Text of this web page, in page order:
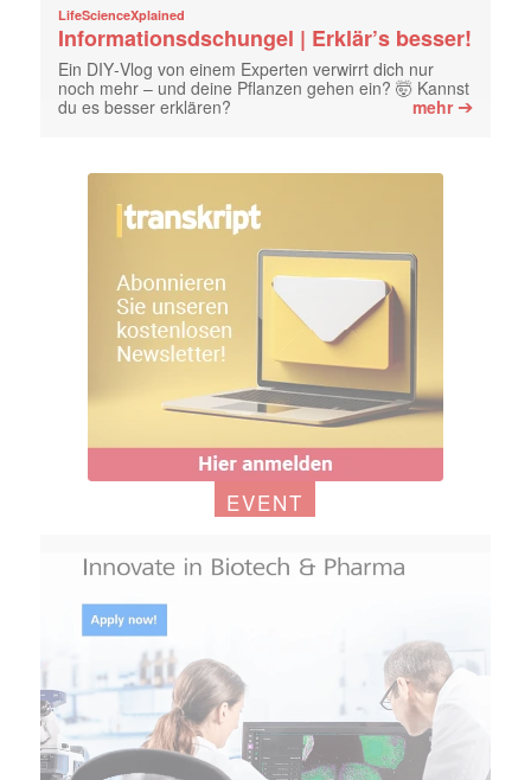
LifeScienceXplained
Informationsdschungel | Erklär’s besser!
Ein DIY‑Vlog von einem Experten verwirrt dich nur
noch mehr – und deine Pflanzen gehen ein? 🤯 Kannst
du es besser erklären?
mehr➔
EVENT